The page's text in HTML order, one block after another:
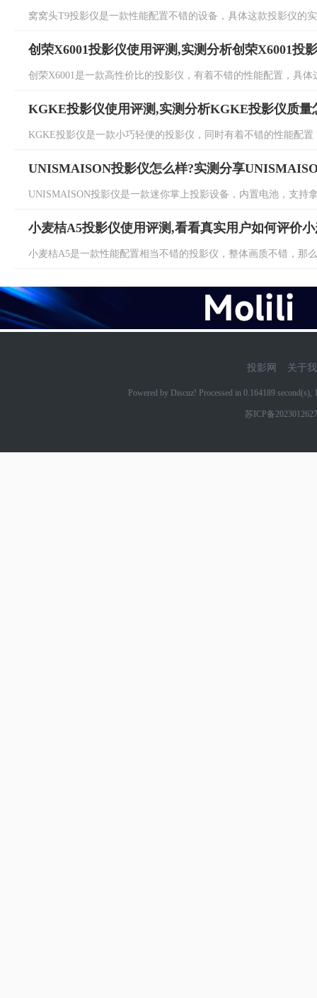
窝窝头T9投影仪是一款性能配置不错的设备，具体这款投影仪的
创荣X6001投影仪使用评测,实测分析创荣X6001投
创荣X6001是一款高性价比的投影仪，有着不错的性能配置，具
KGKE投影仪使用评测,实测分析KGKE投影仪质量
KGKE投影仪是一款小巧轻便的投影仪，同时有着不错的性能配
UNISMAISON投影仪怎么样?实测分享
UNISMAISON投影仪是一款迷你掌上投影设备，内置电池，支持
小麦桔A5投影仪使用评测,看看真实用户如何评价
小麦桔A5是一款性能配置相当不错的投影仪，整体画质不错，那
投影网 关于
Powered by Discuz! Processed in 0.164189
苏ICP备